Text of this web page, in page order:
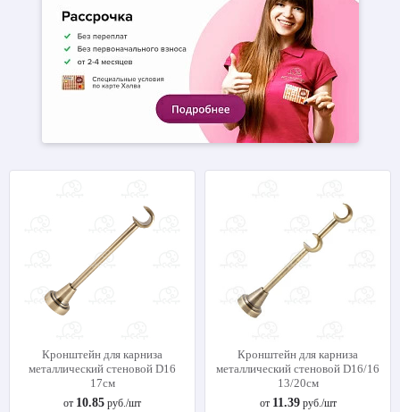
Кронштейн для карниза
металлический стеновой D16
17см
от 10.85 руб./шт
Кронштейн для карниза
металлический стеновой D16/16
13/20см
от 11.39руб./шт